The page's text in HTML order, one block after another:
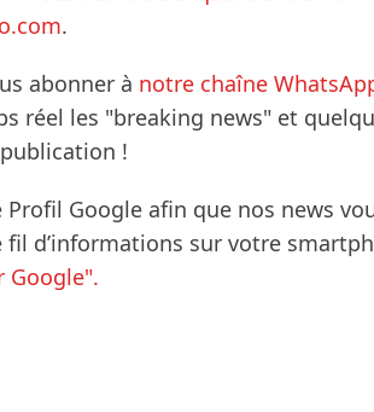
.
abonner à notre chaîne
réel les "breaking news" et
!
Google afin que nos news
d’informations sur votre
Google".